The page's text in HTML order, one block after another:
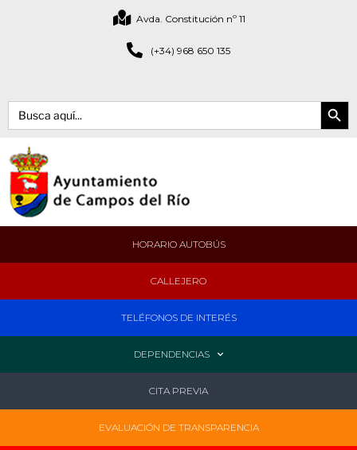
Avda. Constitución nº 11
(+34) 968 650 135
Buscar: Botón de
HORARIO AUTOBÚS
CALLEJERO
TELÉFONOS DE INTERÉS
DEPENDENCIAS
CITA PREVIA
EVALUACIÓN DE TRANSPARENCIA